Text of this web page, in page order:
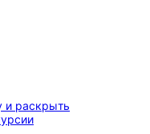
и раскрыть